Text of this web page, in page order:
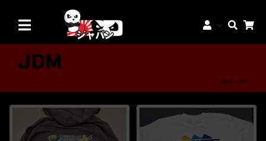
contentToggle
Navigation
Reservedele
JDM
Hjem »JDM